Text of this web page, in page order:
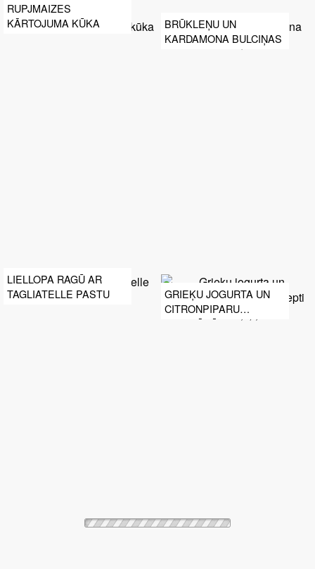
RUPJMAIZES
KĀRTOJUMA KŪKA
BRŪKLEŅU UN
KARDAMONA BULCIŅAS
LIELLOPA RAGŪ AR
TAGLIATELLE PASTU
GRIEĶU JOGURTA UN
CITRONPIPARU
MARINĀDĒ CEPTI